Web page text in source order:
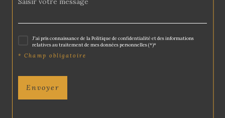
J'ai pris connaissance de la Politique de confidentialité et des informations
relatives au traitement de mes données personnelles (*)*
* Champ obligatoire
Envoyer